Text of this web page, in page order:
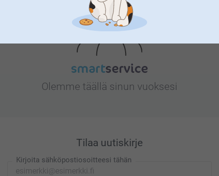
Olemme täällä sinun vuoksesi
Tilaa uutiskirje
Kirjoita sähköpostiosoitteesi tähän